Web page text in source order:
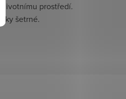
prostředí.
šetrné.